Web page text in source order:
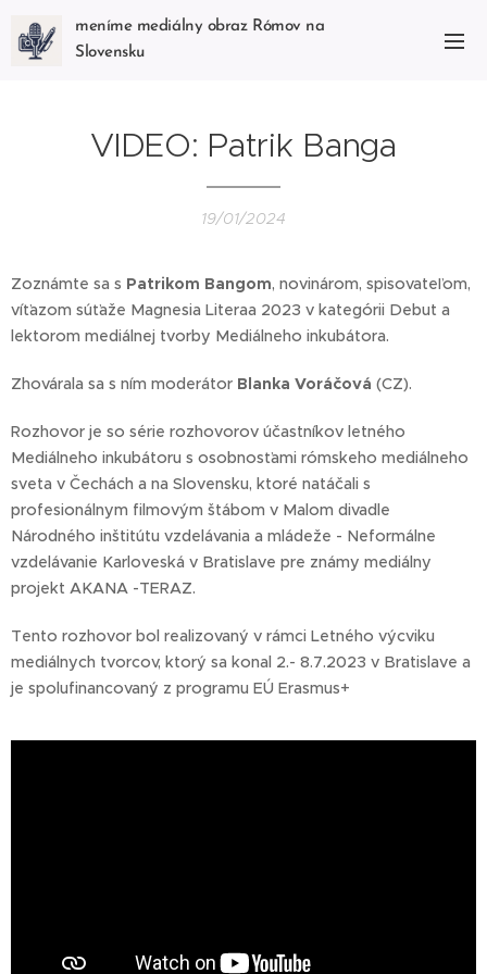
meníme mediálny obraz Rómov na
Slovensku
VIDEO: Patrik Banga
19/01/2024
Zoznámte sa s Patrikom Bangom, novinárom, spisovateľom,
víťazom súťaže Magnesia Literaa 2023 v kategórii Debut a
lektorom mediálnej tvorby Mediálneho inkubátora.
Zhovárala sa s ním moderátor Blanka Voráčová (CZ).
Rozhovor je so série rozhovorov účastníkov letného
Mediálneho inkubátoru s osobnosťami rómskeho mediálneho
sveta v Čechách a na Slovensku, ktoré natáčali s
profesionálnym filmovým štábom v Malom divadle
Národného inštitútu vzdelávania a mládeže - Neformálne
vzdelávanie Karloveská v Bratislave pre známy mediálny
projekt AKANA -TERAZ.
Tento rozhovor bol realizovaný v rámci Letného výcviku
mediálnych tvorcov, ktorý sa konal 2.- 8.7.2023 v Bratislave a
je spolufinancovaný z programu EÚ Erasmus+